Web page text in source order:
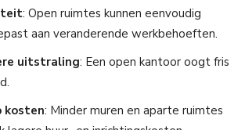
: Open ruimtes kunnen eenvoudig
aan veranderende werkbehoeften.
uitstraling: Een open kantoor oogt fris
kosten: Minder muren en aparte ruimtes